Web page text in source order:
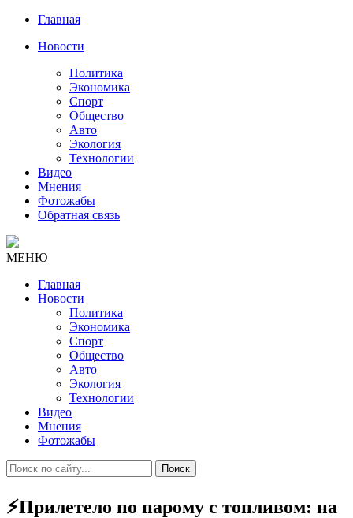
Главная
Новости
Политика
Экономика
Спорт
Общество
Авто
Экология
Технологии
Видео
Мнения
Фотожабы
Обратная связь
МЕНЮ
Главная
Новости
Политика
Экономика
Спорт
Общество
Авто
Экология
Технологии
Видео
Мнения
Фотожабы
Поиск
⚡Прилетело по парому с топливом: на